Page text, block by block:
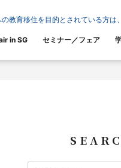
教育移住を目的とされている方は
in SG セミナー／フェア